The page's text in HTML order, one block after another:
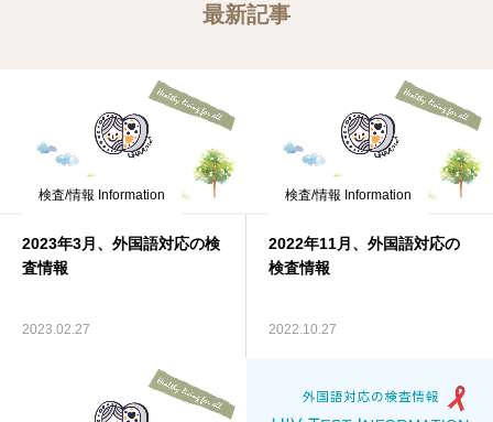
最新記事
検査/情報 Information
2023年3月、外国語対応の検
査情報
2023.02.27
検査/情報 Information
2022年11月、外国語対応の
検査情報
2022.10.27